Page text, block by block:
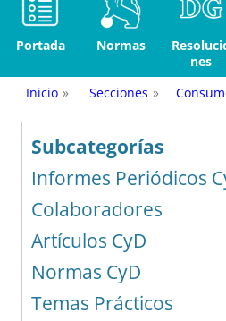
Portada Normas
nes
Inicio » Secciones »
Subcategorías
Informes Periódicos
Colaboradores
Artículos CyD
Normas CyD
Temas Prácticos